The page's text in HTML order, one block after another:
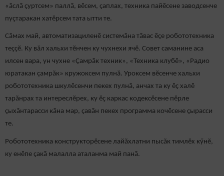
«ӑслӑ ҫуртсем» паллӑ, вӗсем, çаплах, техника пайӗсене заводсенче
пуҫтаракан хатӗрсем тата ытти те.
Сӑмах май, автоматизациленӗ системӑна тӑвас ӗҫе робототехника
теҫҫӗ. Ку вăл хальхи тӗнчен ку чухнехи ячӗ. Совет саманине аса
илсен вара, ун чухне «Ҫамрӑк техник», «Техника клубӗ», «Радио
юратакан çамрӑк» кружоксем пулнӑ. Уроксем вӗсенче хальхи
робототехника шкулӗсенчи пекех пулнӑ, анчах та ку ӗҫ халӗ
тарӑнрах та интереслӗрех, ку ӗҫ каркас кодексӗсене пӗрле
çыхăнтарасси кӑна мар, ҫавӑн пекех программа кочӗсене ҫырасси
те.
Робототехника конструкторӗсене лайӑхлатни пысӑк тимлӗх кӳнӗ,
ку енӗпе ҫакӑ малалла аталанма май панӑ.